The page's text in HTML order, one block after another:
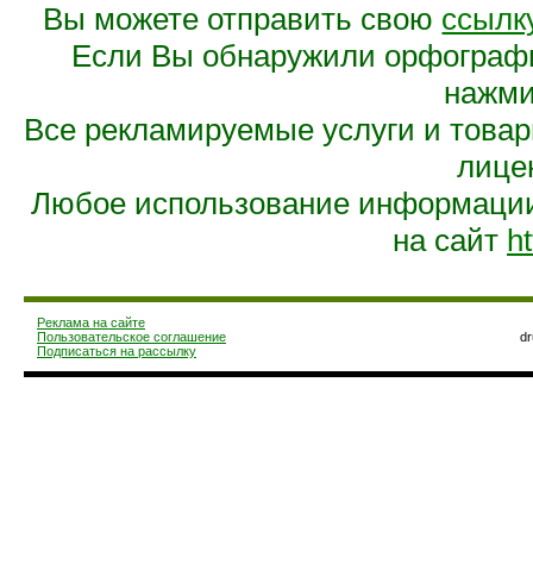
Вы можете отправить свою
Если Вы обнаружили
Все рекламируемые услуги и
Любое использование
на сайт
Реклама на сайте
Пользовательское соглашение
Подписаться на рассылку